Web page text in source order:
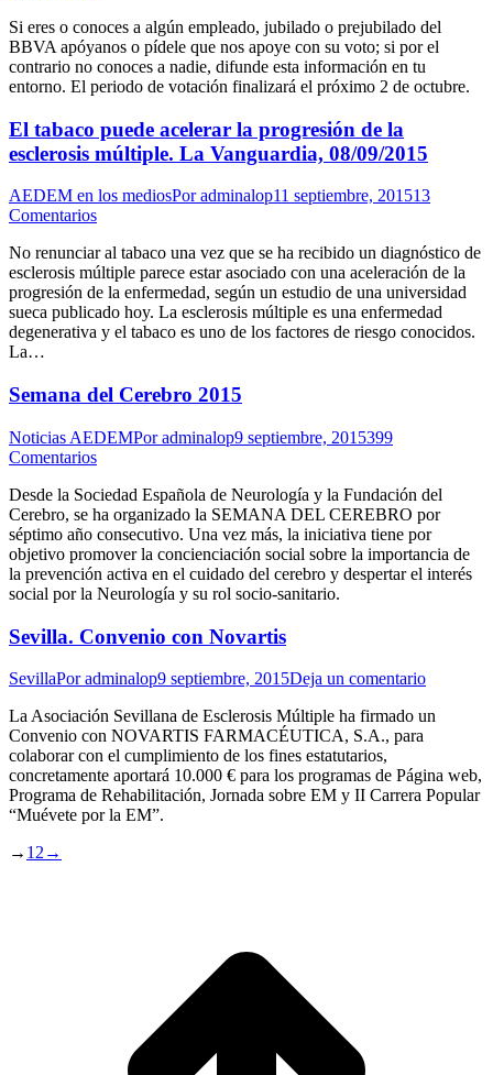
Si eres o conoces a algún empleado, jubilado o prejubilado del
BBVA apóyanos o pídele que nos apoye con su voto; si por el
contrario no conoces a nadie, difunde esta información en tu
entorno. El periodo de votación finalizará el próximo 2 de octubre.
El tabaco puede acelerar la progresión de la
esclerosis múltiple. La Vanguardia, 08/09/2015
AEDEM en los mediosPoradminalop11 septiembre, 201513
Comentarios
No renunciar al tabaco una vez que se ha recibido un diagnóstico de
esclerosis múltiple parece estar asociado con una aceleración de la
progresión de la enfermedad, según un estudio de una universidad
sueca publicado hoy. La esclerosis múltiple es una enfermedad
degenerativa y el tabaco es uno de los factores de riesgo conocidos.
La…
Semana del Cerebro 2015
Noticias AEDEMPoradminalop9 septiembre, 2015399
Comentarios
Desde la Sociedad Española de Neurología y la Fundación del
Cerebro, se ha organizado la SEMANA DEL CEREBRO por
séptimo año consecutivo. Una vez más, la iniciativa tiene por
objetivo promover la concienciación social sobre la importancia de
la prevención activa en el cuidado del cerebro y despertar el interés
social por la Neurología y su rol socio-sanitario.
Sevilla. Convenio con Novartis
SevillaPoradminalop9 septiembre, 2015Deja un comentario
La Asociación Sevillana de Esclerosis Múltiple ha firmado un
Convenio con NOVARTIS FARMACÉUTICA, S.A., para
colaborar con el cumplimiento de los fines estatutarios,
concretamente aportará 10.000 € para los programas de Página web,
Programa de Rehabilitación, Jornada sobre EM y II Carrera Popular
“Muévete por la EM”.
→ 1 2 →